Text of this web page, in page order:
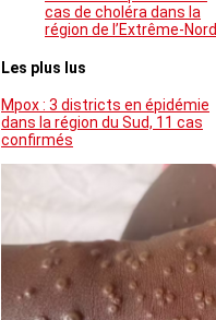
cas de choléra dans la
région de l’Extrême-Nord
Les plus lus
Mpox : 3 districts en épidémie
dans la région du Sud, 11 cas
confirmés